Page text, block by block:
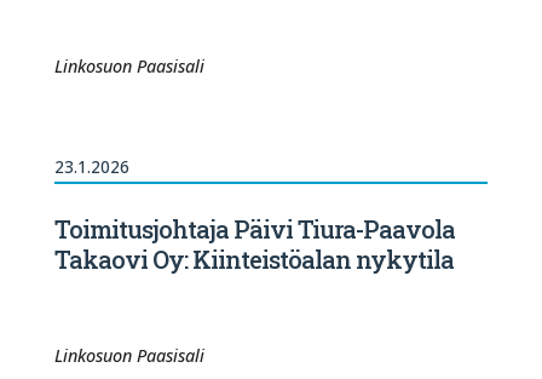
Linkosuon Paasisali
23.1.2026
Toimitusjohtaja Päivi Tiura-Paavola
Takaovi Oy: Kiinteistöalan nykytila
Linkosuon Paasisali